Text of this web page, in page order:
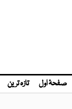
صفحۂ اول تازہ ترین